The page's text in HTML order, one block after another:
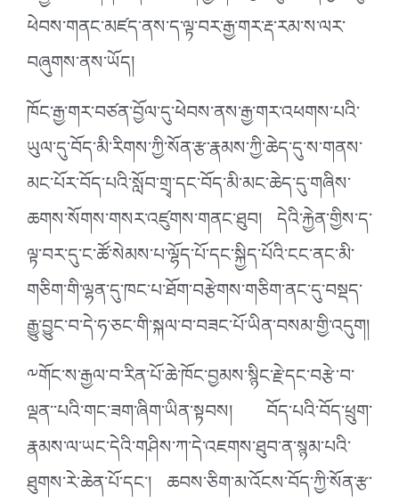
ཕེབས་གནང་མཛད་ནས་ད་ལྟ་བར་རྒྱ་གར་རྡ་རམ་ས་ལར་
བཞུགས་ནས་ཡོད།
ཁོང་རྒྱ་གར་བཙན་བྱོལ་དུ་ཕེབས་ནས་རྒྱ་གར་འཕགས་པའི་
ཡུལ་དུ་བོད་མི་རིགས་ཀྱི་སོན་རྩ་རྣམས་ཀྱི་ཆེད་དུ་ས་གནས་
མང་པོར་བོད་པའི་སློབ་གྲྭ་དང་བོད་མི་མང་ཆེད་དུ་གཞིས་
ཆགས་སོགས་གསར་འཛུགས་གནང་ཐུབ། དེའི་རྐྱེན་གྱིས་ད་
ལྟ་བར་དུ་ང་ཚོ་སེམས་པ་ལྷོད་པོ་དང་སྐྱིད་པོའི་ངང་ནང་མི་
གཅིག་གི་ལྷན་དུ་ཁང་པ་ཐོག་བརྩེགས་གཅིག་ནང་དུ་བསྡད་
རྒྱུ་བྱུང་བ་དེ་ཧ་ཅང་གི་སྐལ་བ་བཟང་པོ་ཡིན་བསམ་གྱི་འདུག།
༸གོང་ས་རྒྱལ་བ་རིན་པོ་ཆེ་ཁོང་བྱམས་སྙིང་རྗེ་དང་བརྩེ་བ་
ལྡན་་པའི་གང་ཟག་ཞིག་ཡིན་སྟབས། བོད་པའི་བོད་ཕྲུག་
རྣམས་ལ་ཡང་དེའི་གཤིས་ཀ་དེ་འཇགས་ཐུབ་ན་སྙམ་པའི་
ཐུགས་རེ་ཆེན་པོ་དང་། ཆབས་ཅིག་མ་འོངས་བོད་ཀྱི་སོན་རྩ་